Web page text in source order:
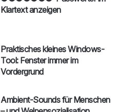
Klartext anzeigen
Praktisches kleines Windows-
Tool: Fenster immer im
Vordergrund
Ambient-Sounds für Menschen